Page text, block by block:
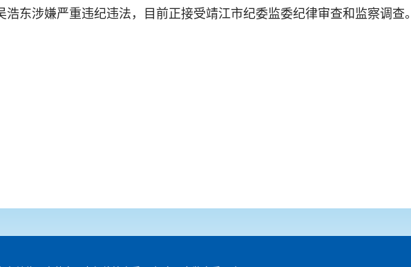
东涉嫌严重违纪违法，目前正接受靖江市纪委监委纪律审查和监察调查。